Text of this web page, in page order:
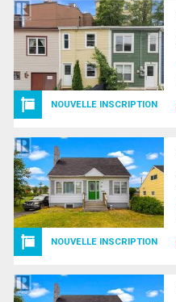
NOUVELLE INSCRIPTION
NOUVELLE INSCRIPTION